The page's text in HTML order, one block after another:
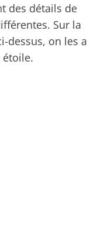
des détails de
Sur la
dessus, on les a